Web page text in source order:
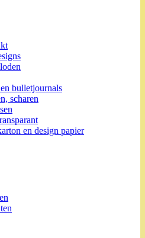
bulletjournals
scharen
en design papier